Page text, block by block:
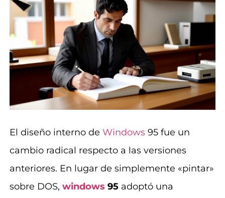
El diseño interno de Windows95 fue un
cambio radical respecto a las versiones
anteriores. En lugar de simplemente «pintar»
sobre DOS, windows 95adoptó una